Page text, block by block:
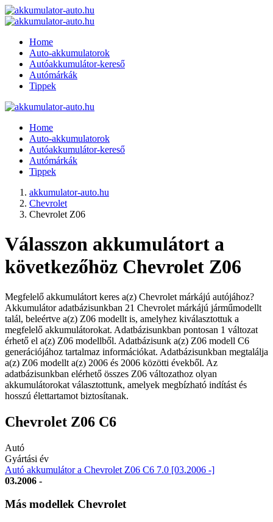
Home
Auto-akkumulatorok
Autóakkumulátor-kereső
Autómárkák
Tippek
Home
Auto-akkumulatorok
Autóakkumulátor-kereső
Autómárkák
Tippek
akkumulator-auto.hu
Chevrolet
Chevrolet Z06
Válasszon akkumulátort a
következőhöz Chevrolet Z06
Megfelelő akkumulátort keres a(z) Chevrolet márkájú autójához?
Akkumulátor adatbázisunkban 21 Chevrolet márkájú járműmodellt
talál, beleértve a(z) Z06 modellt is, amelyhez kiválasztottuk a
megfelelő akkumulátorokat. Adatbázisunkban pontosan 1 változat
érhető el a(z) Z06 modellből. Adatbázisunk a(z) Z06 modell C6
generációjához tartalmaz információkat. Adatbázisunkban megtalálja
a(z) Z06 modellt a(z) 2006 és 2006 közötti évekből. Az
adatbázisunkban elérhető összes Z06 változathoz olyan
akkumulátorokat választottunk, amelyek megbízható indítást és
hosszú élettartamot biztosítanak.
Chevrolet Z06 C6
Autó
Gyártási év
Autó akkumulátor a Chevrolet Z06 C6 7.0 [03.2006 -]
03.2006 -
Más modellek Chevrolet